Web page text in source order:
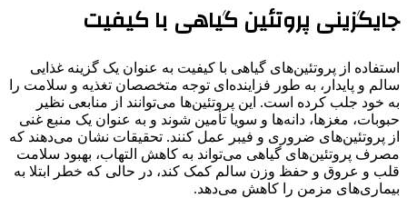
جایگزینی پروتئین گیاهی با کیفیت
استفاده از پروتئین‌های گیاهی با کیفیت به عنوان یک گزینه غذایی
سالم و پایدار، به طور فزاینده‌ای توجه متخصصان تغذیه و سلامت را
به خود جلب کرده است. این پروتئین‌ها می‌توانند از منابعی نظیر
حبوبات، مغزها، دانه‌ها و سویا تأمین شوند و به عنوان یک منبع غنی
از پروتئین‌های ضروری و فیبر عمل کنند. تحقیقات نشان می‌دهند که
مصرف پروتئین‌های گیاهی می‌تواند به کاهش التهاب، بهبود سلامت
قلب و عروق و حفظ وزن سالم کمک کند، در حالی که خطر ابتلا به
بیماری‌های مزمن را کاهش می‌دهد.